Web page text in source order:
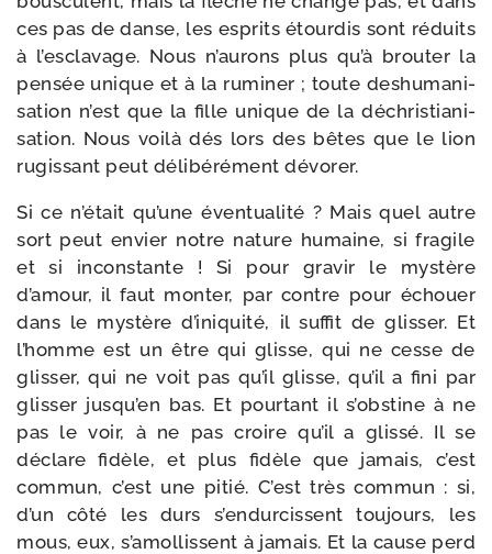
ces pas de danse, les esprits étour­dis sont réduits
à l’esclavage. Nous n’aurons plus qu’à brou­ter la
pen­sée unique et à la rumi­ner ; toute deshu­ma­ni­
sa­tion n’est que la fille unique de la déchris­tia­ni­
sa­tion. Nous voi­là dés lors des bêtes que le lion
rugis­sant peut déli­bé­ré­ment dévorer.
Si ce n’était qu’une éven­tua­li­té ? Mais quel autre
sort peut envier notre nature humaine, si fra­gile
et si incons­tante ! Si pour gra­vir le mys­tère
d’amour, il faut mon­ter, par contre pour échouer
dans le mys­tère d’iniquité, il suf­fit de glis­ser. Et
l’homme est un être qui glisse, qui ne cesse de
glis­ser, qui ne voit pas qu’il glisse, qu’il a fini par
glis­ser jusqu’en bas. Et pour­tant il s’obstine à ne
pas le voir, à ne pas croire qu’il a glis­sé. Il se
déclare fidèle, et plus fidèle que jamais, c’est
com­mun, c’est une pitié. C’est très com­mun : si,
d’un côté les durs s’endurcissent tou­jours, les
mous, eux, s’amollissent à jamais. Et la cause perd